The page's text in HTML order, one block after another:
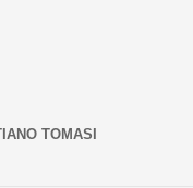
TOMASI